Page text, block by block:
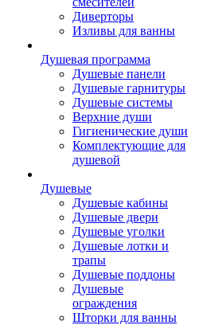
Диверторы
Изливы для ванны
Душевая программа
Душевые панели
Душевые гарнитуры
Душевые системы
Верхние души
Гигиенические души
Комплектующие для
душевой
Душевые
Душевые кабины
Душевые двери
Душевые уголки
Душевые лотки и
трапы
Душевые поддоны
Душевые
ограждения
Шторки для ванны